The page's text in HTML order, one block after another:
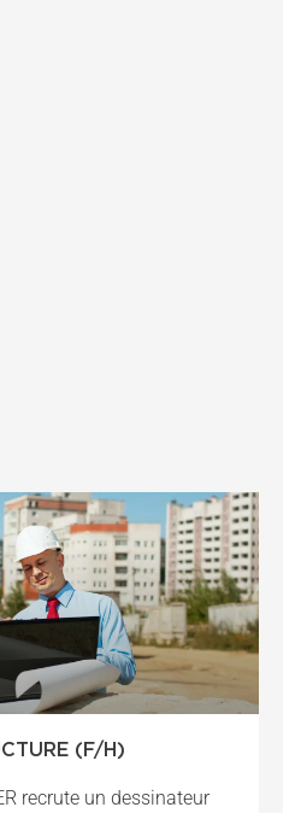
(F/H)
recrute un dessinateur